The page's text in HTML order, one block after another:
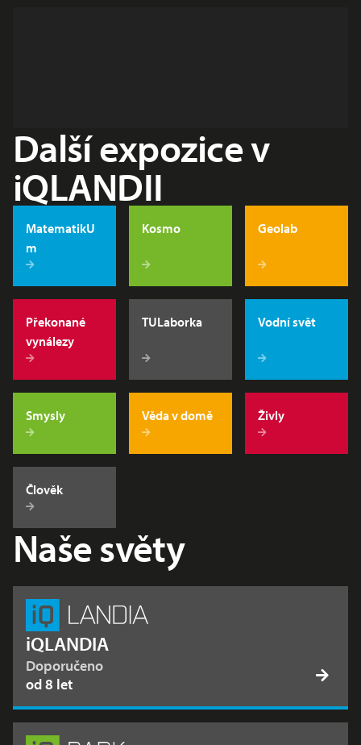
Další expozice v
iQLANDII
MatematikU
m
Kosmo Geolab
Překonané
vynálezy
TULaborka Vodní svět
Smysly Věda v domě Živly
Člověk
Naše světy
iQLANDIA
Doporučeno
od 8 let